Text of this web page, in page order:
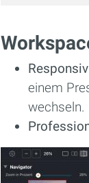
Responsiv
einem
wechseln.